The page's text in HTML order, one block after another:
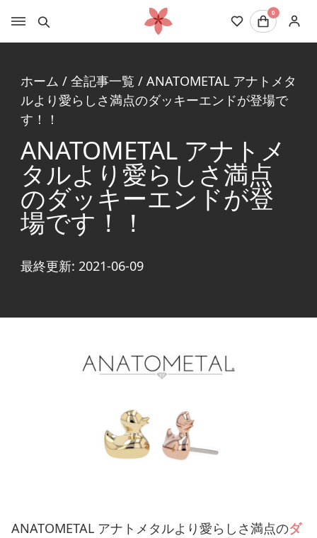
0
ホーム / 全記事一覧 / ANATOMETAL アナトメタ
ルより愛らしさ満点のダッキーエンドが登場で
す！！
ANATOMETAL アナトメ
タルより愛らしさ満点
のダッキーエンドが登
場です！！
最終更新: 2021-06-09
ANATOMETAL アナトメタルより愛らしさ満点のダ